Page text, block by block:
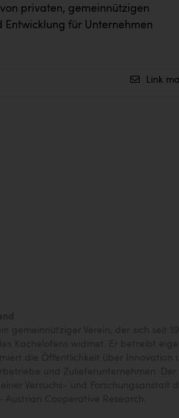
privaten, gemeinnützigen
Entwicklung für Unternehmen
Link